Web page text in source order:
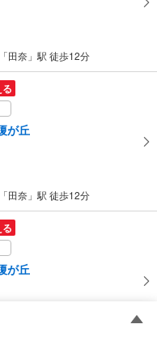
田奈」駅 徒歩12分
が丘
田奈」駅 徒歩12分
が丘